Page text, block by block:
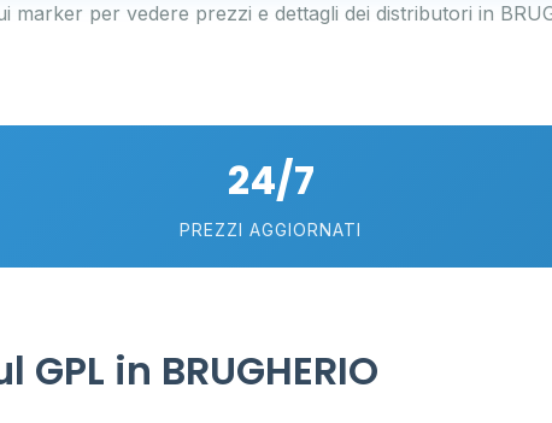
marker per vedere prezzi e dettagli dei distributori in
24/7
PREZZI AGGIORNATI
in BRUGHERIO